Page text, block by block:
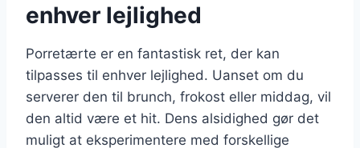
enhver lejlighed
Porretærte er en fantastisk ret, der kan
tilpasses til enhver lejlighed. Uanset om du
serverer den til brunch, frokost eller middag, vil
den altid være et hit. Dens alsidighed gør det
muligt at eksperimentere med forskellige